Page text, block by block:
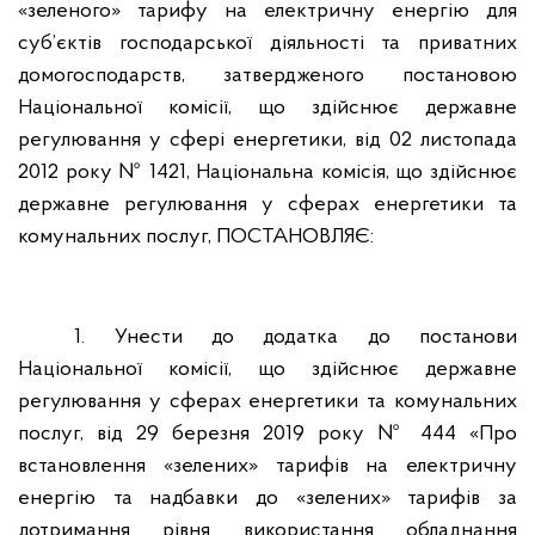
«зеленого» тарифу на електричну енергію для
суб’єктів господарської діяльності та приватних
домогосподарств, затвердженого постановою
Національної комісії, що здійснює державне
регулювання у сфері енергетики, від 02 листопада
2012 року № 1421, Національна комісія, що здійснює
державне регулювання у сферах енергетики та
комунальних послуг, ПОСТАНОВЛЯЄ:
1. Унести до додатка до постанови
Національної комісії, що здійснює державне
регулювання у сферах енергетики та комунальних
послуг, від
29 березня 2019 року № 444 «Про
встановлення «зелених» тарифів на електричну
енергію та надбавки до «зелених» тарифів за